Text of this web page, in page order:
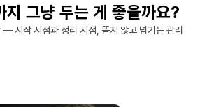
지 그냥 두는 게 좋을까요?
— 시작 시점과 정리 시점, 뜯지 않고 넘기는 관리